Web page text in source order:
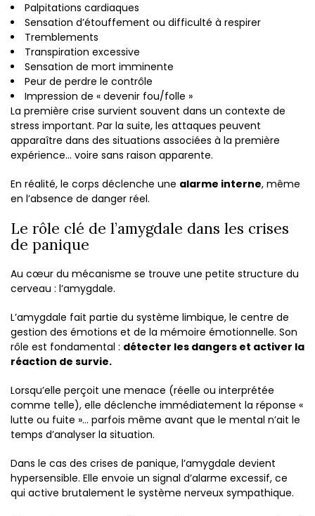
Palpitations cardiaques
Sensation d’étouffement ou difficulté à respirer
Tremblements
Transpiration excessive
Sensation de mort imminente
Peur de perdre le contrôle
Impression de « devenir fou/folle »
La première crise survient souvent dans un contexte de
stress important. Par la suite, les attaques peuvent
apparaître dans des situations associées à la première
expérience… voire sans raison apparente.
En réalité, le corps déclenche une alarme interne, même
en l’absence de danger réel.
Le rôle clé de l’amygdale dans les crises
de panique
Au cœur du mécanisme se trouve une petite structure du
cerveau : l’amygdale.
L’amygdale fait partie du système limbique, le centre de
gestion des émotions et de la mémoire émotionnelle. Son
rôle est fondamental : détecter les dangers et activer la
réaction de survie.
Lorsqu’elle perçoit une menace (réelle ou interprétée
comme telle), elle déclenche immédiatement la réponse «
lutte ou fuite »… parfois même avant que le mental n’ait le
temps d’analyser la situation.
Dans le cas des crises de panique, l’amygdale devient
hypersensible. Elle envoie un signal d’alarme excessif, ce
qui active brutalement le système nerveux sympathique.